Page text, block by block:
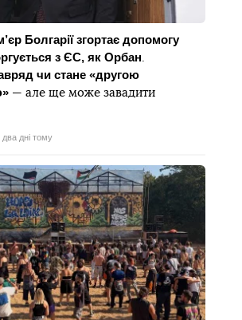
Болгарії згортає допомогу
з ЄС, як Орбан
чи стане «другою
— але ще може завадити
два дні тому